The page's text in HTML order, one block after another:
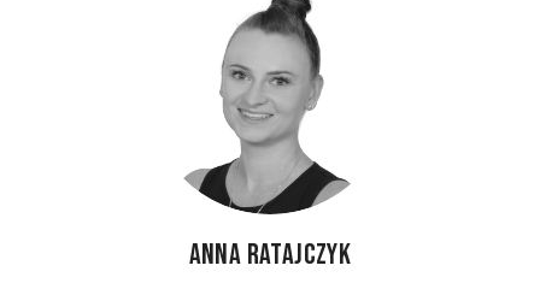
Anna Ratajczyk